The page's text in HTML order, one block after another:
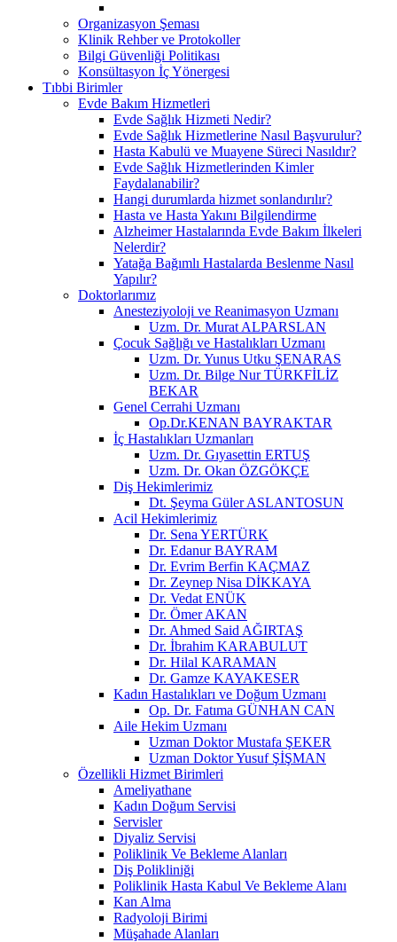
Organizasyon Şeması
Klinik Rehber ve Protokoller
Bilgi Güvenliği Politikası
Konsültasyon İç Yönergesi
Tıbbi Birimler
Evde Bakım Hizmetleri
Evde Sağlık Hizmeti Nedir?
Evde Sağlık Hizmetlerine Nasıl Başvurulur?
Hasta Kabulü ve Muayene Süreci Nasıldır?
Evde Sağlık Hizmetlerinden Kimler
Faydalanabilir?
Hangi durumlarda hizmet sonlandırılır?
Hasta ve Hasta Yakını Bilgilendirme
Alzheimer Hastalarında Evde Bakım İlkeleri
Nelerdir?
Yatağa Bağımlı Hastalarda Beslenme Nasıl
Yapılır?
Doktorlarımız
Anesteziyoloji ve Reanimasyon Uzmanı
Uzm. Dr. Murat ALPARSLAN
Çocuk Sağlığı ve Hastalıkları Uzmanı
Uzm. Dr. Yunus Utku ŞENARAS
Uzm. Dr. Bilge Nur TÜRKFİLİZ
BEKAR
Genel Cerrahi Uzmanı
Op.Dr.KENAN BAYRAKTAR
İç Hastalıkları Uzmanları
Uzm. Dr. Gıyasettin ERTUŞ
Uzm. Dr. Okan ÖZGÖKÇE
Diş Hekimlerimiz
Dt. Şeyma Güler ASLANTOSUN
Acil Hekimlerimiz
Dr. Sena YERTÜRK
Dr. Edanur BAYRAM
Dr. Evrim Berfin KAÇMAZ
Dr. Zeynep Nisa DİKKAYA
Dr. Vedat ENÜK
Dr. Ömer AKAN
Dr. Ahmed Said AĞIRTAŞ
Dr. İbrahim KARABULUT
Dr. Hilal KARAMAN
Dr. Gamze KAYAKESER
Kadın Hastalıkları ve Doğum Uzmanı
Op. Dr. Fatıma GÜNHAN CAN
Aile Hekim Uzmanı
Uzman Doktor Mustafa ŞEKER
Uzman Doktor Yusuf ŞİŞMAN
Özellikli Hizmet Birimleri
Ameliyathane
Kadın Doğum Servisi
Servisler
Diyaliz Servisi
Poliklinik Ve Bekleme Alanları
Diş Polikliniği
Poliklinik Hasta Kabul Ve Bekleme Alanı
Kan Alma
Radyoloji Birimi
Müşahade Alanları